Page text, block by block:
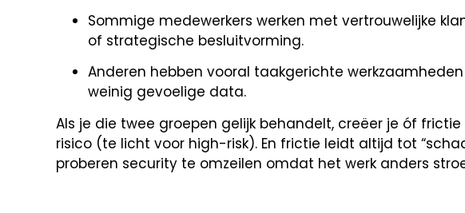
Sommige medewerkers werken met vertrouwelijke
of strategische besluitvorming.
Anderen hebben vooral taakgerichte
weinig gevoelige data.
Als je die twee groepen gelijk behandelt, creëer je óf
risico (te licht voor high-risk). En frictie leidt altijd tot
proberen security te omzeilen omdat het werk anders